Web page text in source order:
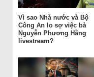
Vì sao Nhà nước và Bộ
Công An lo sợ việc bà
Nguyễn Phương Hằng
livestream?